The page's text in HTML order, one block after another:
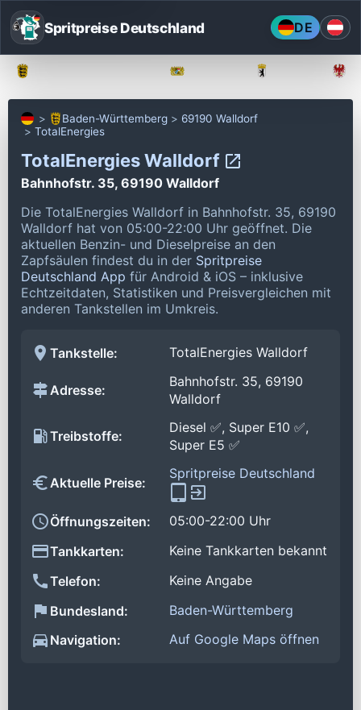
Spritpreise Deutschland DE
Baden-Württemberg
69190 Walldorf
TotalEnergies
TotalEnergies Walldorf
Bahnhofstr. 35, 69190 Walldorf
Die TotalEnergies Walldorf in Bahnhofstr. 35, 69190
Walldorf hat von 05:00-22:00 Uhr geöffnet. Die
aktuellen Benzin- und Dieselpreise an den
Zapfsäulen findest du in der Spritpreise
Deutschland App für Android & iOS – inklusive
Echtzeitdaten, Statistiken und Preisvergleichen mit
anderen Tankstellen im Umkreis.
Tankstelle: TotalEnergies Walldorf
Adresse:
Bahnhofstr. 35, 69190
Walldorf
Treibstoffe:
Diesel ✅, Super E10 ✅,
Super E5 ✅
Aktuelle Preise:
Spritpreise Deutschland
Öffnungszeiten:
05:00-22:00 Uhr
Tankkarten:
Keine Tankkarten bekannt
Telefon:
Keine Angabe
Bundesland:
Baden-Württemberg
Navigation:
Auf Google Maps öffnen